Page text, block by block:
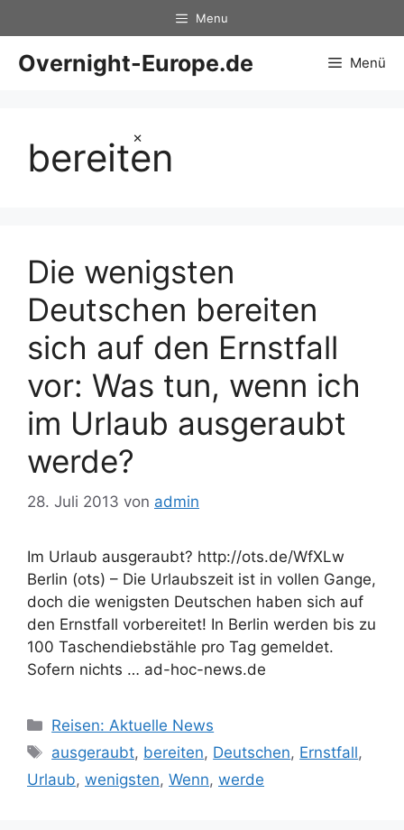
×
Inhalt
springen
Menu
Overnight-Europe.de Menü
bereiten
Die wenigsten
Deutschen bereiten
sich auf den Ernstfall
vor: Was tun, wenn ich
im Urlaub ausgeraubt
werde?
28. Juli 2013 von admin
Im Urlaub ausgeraubt? http://ots.de/WfXLw
Berlin (ots) – Die Urlaubszeit ist in vollen Gange,
doch die wenigsten Deutschen haben sich auf
den Ernstfall vorbereitet! In Berlin werden bis zu
100 Taschendiebstähle pro Tag gemeldet.
Sofern nichts … ad-hoc-news.de
Kategorien
Reisen: Aktuelle News
Schlagwörter
ausgeraubt, bereiten, Deutschen, Ernstfall,
Urlaub, wenigsten, Wenn, werde